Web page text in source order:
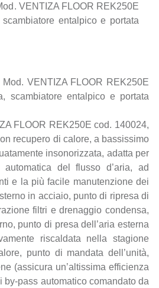
VENTIZA FLOOR REK250E
entalpico e portata
VENTIZA FLOOR REK250E
scambiatore entalpico e portata
FLOOR REK250E cod. 140024,
recupero di calore, a bassissimo
insonorizzata, adatta per
del flusso d’aria, ad
e la più facile manutenzione dei
in acciaio, punto di ripresa di
filtri e drenaggio condensa,
punto di presa dell’aria esterna
riscaldata nella stagione
punto di mandata dell’unità,
(assicura un’altissima efficienza
pass automatico comandato da